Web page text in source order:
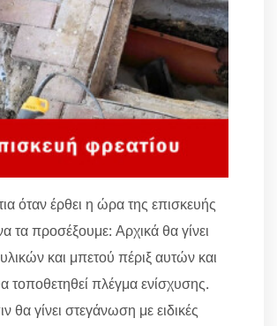
όταν έρθει η ώρα της επισκευής
τα προσέξουμε: Αρχικά θα γίνει
και μπετού πέριξ αυτών και
τοποθετηθεί πλέγμα ενίσχυσης.
θα γίνει στεγάνωση με ειδικές